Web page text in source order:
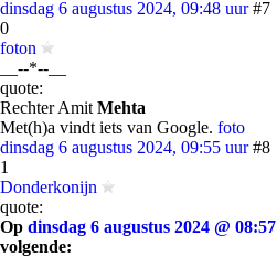
dinsdag 6 augustus 2024, 09:48 uur #7
0
foton
__--*--__
quote:
Rechter Amit Mehta
Met(h)a vindt iets van Google. foto
dinsdag 6 augustus 2024, 09:55 uur #8
1
Donderkonijn
quote:
Op dinsdag 6 augustus 2024 @ 08:57
volgende: